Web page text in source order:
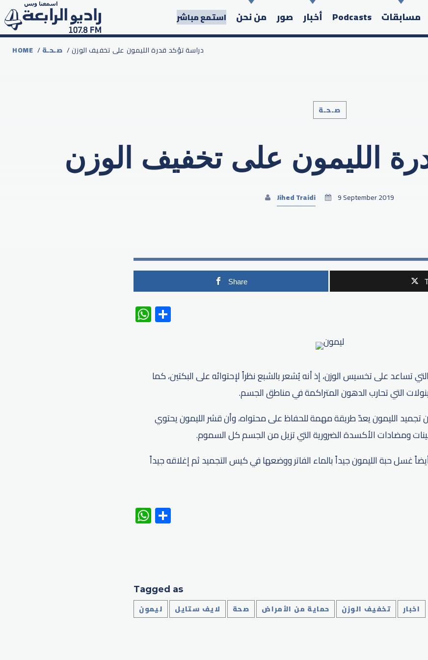
مسابقات Podcasts أخبار صور من نحن استمع مباشر
Search in the website:
HOME /صـحـة / دراسة تؤكد قدرة الليمون على تخفيف الوزن
صـحـة
الليمون على تخفيف الوزن
Jihed Traidi 9 September 2019
Share
WhatsApp
تساعد على تخسيس الوزن، إذ أنه يُشعر بالشبع نظراً لإحتوائه على البكتين، كما
التي تحارب الدهون المتراكمة في مناطق الجسم.
تجميد الليمون يعدّ طريقة مهمة للحفاظ على محتواه، وأن قشر الليمون يحتوي
ومضادات الأكسدة الضرورية التي تزيل من الجسم كل السموم.
غسل حبة الليمون جيداً بالماء الفاتر ووضعها في كيس التجميد ثم إغلاقه جيداً
WhatsApp
Tagged as
اخبار تخفيف الوزن حماية من الأمراض صحة لايف ستايل ليمون